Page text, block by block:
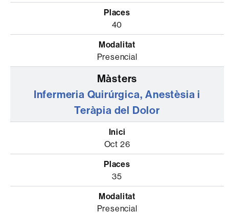
40
Presencial
Infermeria Quirúrgica, Anestèsia i
Teràpia del Dolor
Oct 26
35
Presencial